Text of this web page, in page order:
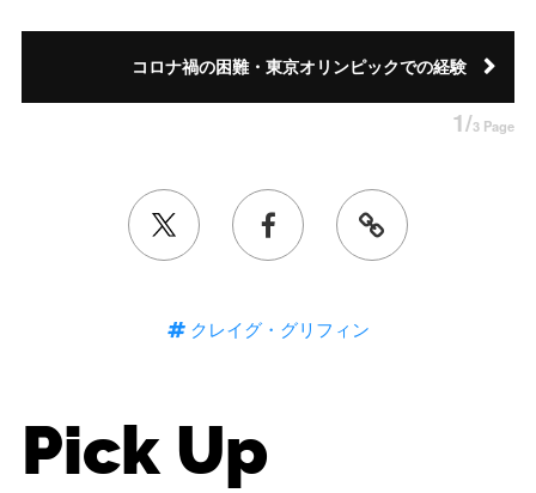
コロナ禍の困難・東京オリンピックでの経験
1/3 Page
クレイグ・グリフィン
Pick Up